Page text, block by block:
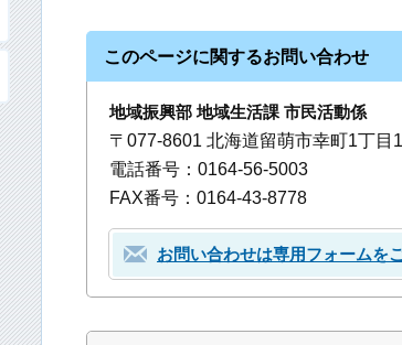
このページに関するお問い合わせ
地域振興部 地域生活課 市民活動係
〒077-8601 北海道留萌市幸町1丁目
電話番号：0164-56-5003
FAX番号：0164-43-8778
お問い合わせは専用フォームを